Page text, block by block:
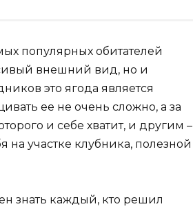
популярных обитателей
внешний вид, но и
это ягода является
ее не очень сложно, а за
и себе хватит, и другим –
на участке клубника, полезной
знать каждый, кто решил